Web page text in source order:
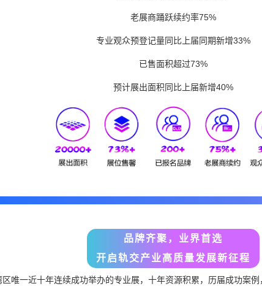
老展商踊跃续约率75%
专业观众预登记量同比上届同期新增33%
已售面积超过73%
预计展出面积同比上届新增40%
品牌齐聚，业界首选
开启轨交产业高质量发展新征程
唯一近十年连续成功举办的专业展，十年资源积累，历届成功案